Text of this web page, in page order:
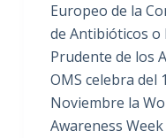
Europeo de la
de Antibióticos o
Prudente de los
OMS celebra del
Noviembre la
Awareness